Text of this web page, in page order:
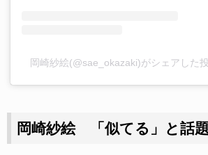
岡崎紗絵(@sae_okazaki)がシェアした
岡崎紗絵 「似てる」と話